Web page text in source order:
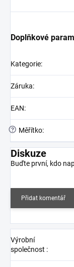
Doplňkové
Kategorie:
Záruka:
EAN:
? Měřítko:
Diskuze
Buďte první, kdo
Přidat komentář
Výrobní
společnost :